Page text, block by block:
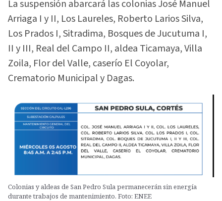
La suspensión abarcará las colonias José Manuel
Arriaga I y II, Los Laureles, Roberto Larios Silva,
Los Prados I, Sitradima, Bosques de Jucutuma I,
II y III, Real del Campo II, aldea Ticamaya, Villa
Zoila, Flor del Valle, caserío El Coyolar,
Crematorio Municipal y Dagas.
Colonias y aldeas de San Pedro Sula permanecerán sin energía
durante trabajos de mantenimiento. Foto: ENEE